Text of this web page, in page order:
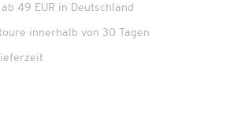
49 EUR in Deutschland
innerhalb von 30 Tagen